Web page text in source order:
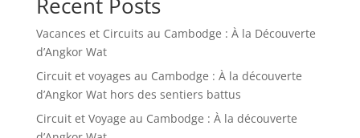
Recent Posts
Vacances et Circuits au Cambodge : À la Découverte
d’Angkor Wat
Circuit et voyages au Cambodge : À la découverte
d’Angkor Wat hors des sentiers battus
Circuit et Voyage au Cambodge : À la découverte